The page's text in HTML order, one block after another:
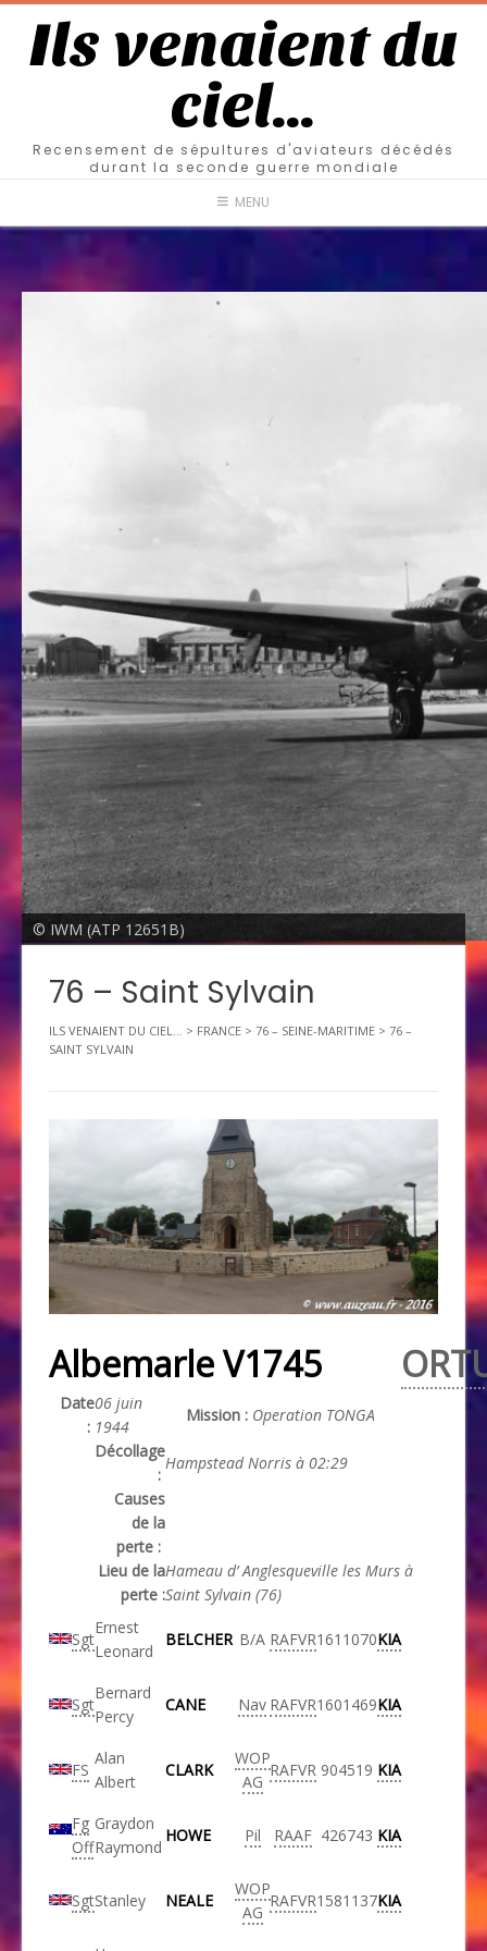
Ils venaient du
ciel…
Recensement de sépultures d'aviateurs décédés
durant la seconde guerre mondiale
MENU
© IWM (ATP 12651B)
76 – Saint Sylvain
ILS VENAIENT DU CIEL... > FRANCE > 76 – SEINE-MARITIME > 76 –
SAINT SYLVAIN
Albemarle V1745
Date
:
06 juin
1944
Mission : Operation TONGA
Décollage
:
Hampstead Norris à 02:29
Causes
de la
perte :
Lieu de la
perte :
Hameau d’ Anglesqueville les Murs à
Saint Sylvain (76)
Sgt
Ernest
Leonard
BELCHER B/A RAFVR1611070KIA
Sgt
Bernard
Percy
CANE Nav RAFVR1601469KIA
FS
Alan
Albert
CLARK
WOP
AG
RAFVR 904519 KIA
Fg
Off
Graydon
Raymond
HOWE Pil RAAF 426743 KIA
SgtStanley NEALE
WOP
AG
RAFVR1581137KIA